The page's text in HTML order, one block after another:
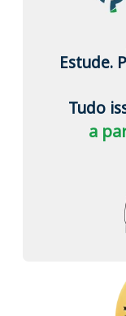
Estude.
Tudo
a